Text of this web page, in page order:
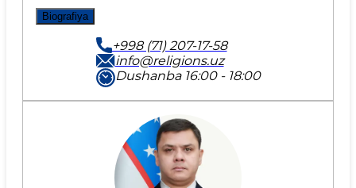
Biografiya
+998 (71) 207-17-58
info@religions.uz
Dushanba 16:00 - 18:00